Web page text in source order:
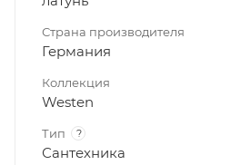
Страна производителя
Германия
Коллекция
Westen
Тип ?
Сантехника